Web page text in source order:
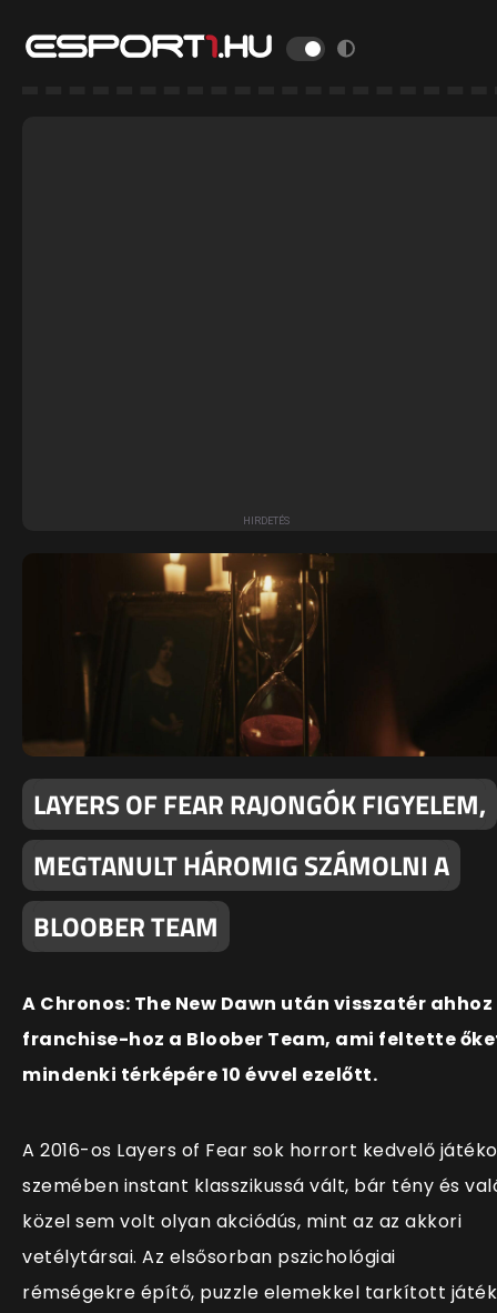
LAYERS OF FEAR RAJONGÓK FIGYELEM,
MEGTANULT HÁROMIG SZÁMOLNI A
BLOOBER TEAM
A Chronos: The New Dawn után visszatér ahhoz
franchise-hoz a Bloober Team, ami feltette
mindenki térképére 10 évvel ezelőtt.
A 2016-os Layers of Fear sok horrort kedvelő
szemében instant klasszikussá vált, bár tény és
közel sem volt olyan akciódús, mint az az akkori
vetélytársai. Az elsősorban pszichológiai
rémségekre építő, puzzle elemekkel tarkított játék